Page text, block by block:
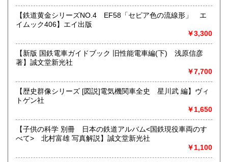
沿線名：★★電話・FAXでの在庫、状態確認及びご注文には
対応しません。お電話を頂いてもすべての方にメールでのお
営業時間：(平日)10:00-17:00
定休日：土日祝休/臨時休業有
★出張買取・郵送買取(※要事前相談)致します。
お気軽にご相談ください。
取り扱い分野
近代文献、趣味、サブカルチャー、古書一般（その他）
【鉄道黄金シリーズNO.4 EF58「セピア色の流線形」 エ
イムック406】エイ出版
￥3,300
【新版 国鉄電車ガイドブック 旧性能電車編(下) 浅原信彦
著】誠文堂新光社
￥7,700
【歴史群像シリーズ [図説]電気機関車全史 星川武 編】ヴィ
トゲン社
￥1,650
【子供の科学 別冊 日本の鉄道アルバム<国鉄現役車両のす
べて> 北村富雄 写真解説】誠文堂新光社
￥1,100